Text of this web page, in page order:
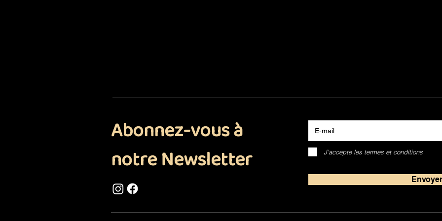
Abonnez-vous à
notre Newsletter
J'accepte les termes et conditions
Envoyer